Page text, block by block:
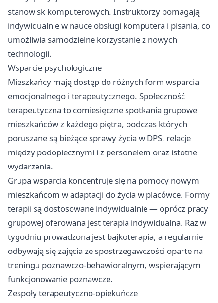
stanowisk komputerowych. Instruktorzy pomagają
indywidualnie w nauce obsługi komputera i pisania, co
umożliwia samodzielne korzystanie z nowych
technologii.
Wsparcie psychologiczne
Mieszkańcy mają dostęp do różnych form wsparcia
emocjonalnego i terapeutycznego. Społeczność
terapeutyczna to comiesięczne spotkania grupowe
mieszkańców z każdego piętra, podczas których
poruszane są bieżące sprawy życia w DPS, relacje
między podopiecznymi i z personelem oraz istotne
wydarzenia.
Grupa wsparcia koncentruje się na pomocy nowym
mieszkańcom w adaptacji do życia w placówce. Formy
terapii są dostosowane indywidualnie — oprócz pracy
grupowej oferowana jest terapia indywidualna. Raz w
tygodniu prowadzona jest bajkoterapia, a regularnie
odbywają się zajęcia ze spostrzegawczości oparte na
treningu poznawczo-behawioralnym, wspierającym
funkcjonowanie poznawcze.
Zespoły terapeutyczno-opiekuńcze